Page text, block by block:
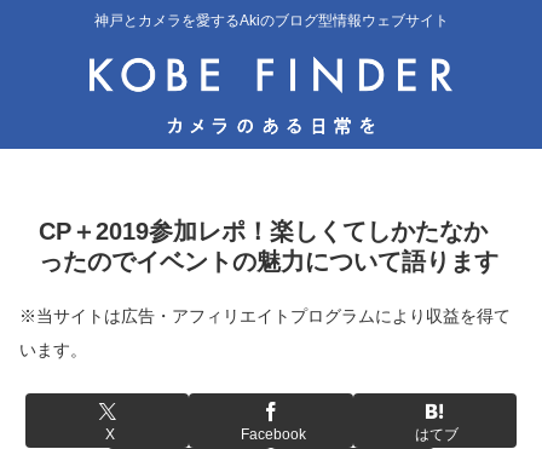
神戸とカメラを愛するAkiのブログ型情報ウェブサイト
CP＋2019参加レポ！楽しくてしかたなか
ったのでイベントの魅力について語ります
※当サイトは広告・アフィリエイトプログラムにより収益を得て
います。
X Facebook はてブ